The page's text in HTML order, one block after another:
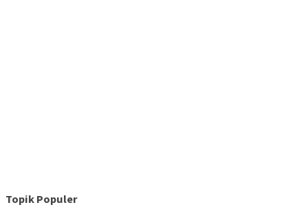
Topik Populer